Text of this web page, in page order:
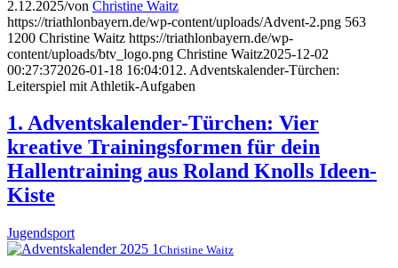
2.12.2025/von Christine Waitz
https://triathlonbayern.de/wp-content/uploads/Advent-2.png 563
1200 Christine Waitz https://triathlonbayern.de/wp-
content/uploads/btv_logo.png Christine Waitz2025-12-02
00:27:372026-01-18 16:04:01 2. Adventskalender-Türchen:
Leiterspiel mit Athletik-Aufgaben
1. Adventskalender-Türchen: Vier
kreative Trainingsformen für dein
Hallentraining aus Roland Knolls Ideen-
Kiste
Jugendsport
Christine Waitz